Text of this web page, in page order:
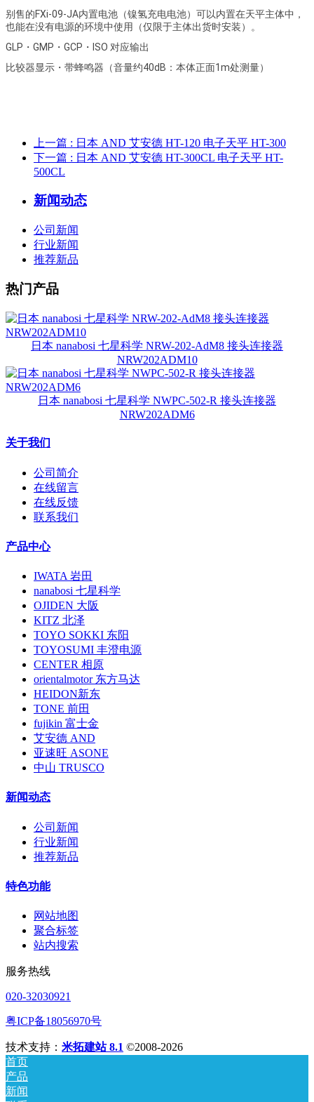
别售的FXi-09-JA内置电池（镍氢充电电池）可以内置在天平主体中，
也能在没有电源的环境中使用（仅限于主体出货时安装）。
GLP・GMP・GCP・ISO 对应输出
比较器显示・带蜂鸣器（音量约40dB：本体正面1m处测量）
上一篇 : 日本 AND 艾安德 HT-120 电子天平 HT-300
下一篇 : 日本 AND 艾安德 HT-300CL 电子天平 HT-
500CL
新闻动态
公司新闻
行业新闻
推荐新品
热门产品
日本 nanabosi 七星科学 NRW-202-AdM8 接头连接器
NRW202ADM10
日本 nanabosi 七星科学 NWPC-502-R 接头连接器
NRW202ADM6
关于我们
公司简介
在线留言
在线反馈
联系我们
产品中心
IWATA 岩田
nanabosi 七星科学
OJIDEN 大阪
KITZ 北泽
TOYO SOKKI 东阳
TOYOSUMI 丰澄电源
CENTER 相原
orientalmotor 东方马达
HEIDON新东
TONE 前田
fujikin 富士金
艾安德 AND
亚速旺 ASONE
中山 TRUSCO
新闻动态
公司新闻
行业新闻
推荐新品
特色功能
网站地图
聚合标签
站内搜索
服务热线
020-32030921
粤ICP备18056970号
技术支持： 米拓建站 8.1 ©2008-2026
首页
产品
新闻